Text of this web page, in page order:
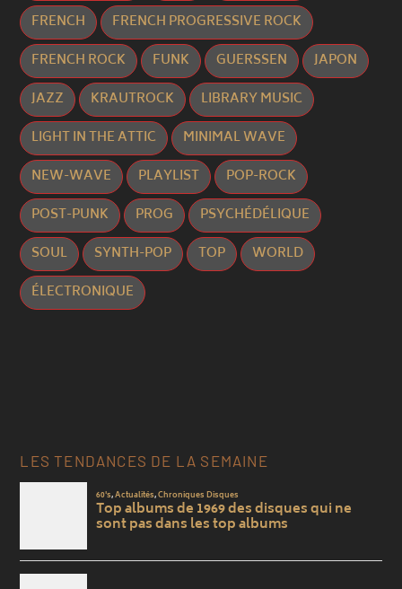
FRENCH
FRENCH PROGRESSIVE ROCK
FRENCH ROCK
FUNK GUERSSEN
JAPON
JAZZ
KRAUTROCK
LIBRARY MUSIC
LIGHT IN THE ATTIC
MINIMAL WAVE
NEW-WAVE
PLAYLIST
POP-ROCK
POST-PUNK
PROG
PSYCHÉDÉLIQUE
SOUL
SYNTH-POP TOP
WORLD
ÉLECTRONIQUE
LES TENDANCES DE LA SEMAINE